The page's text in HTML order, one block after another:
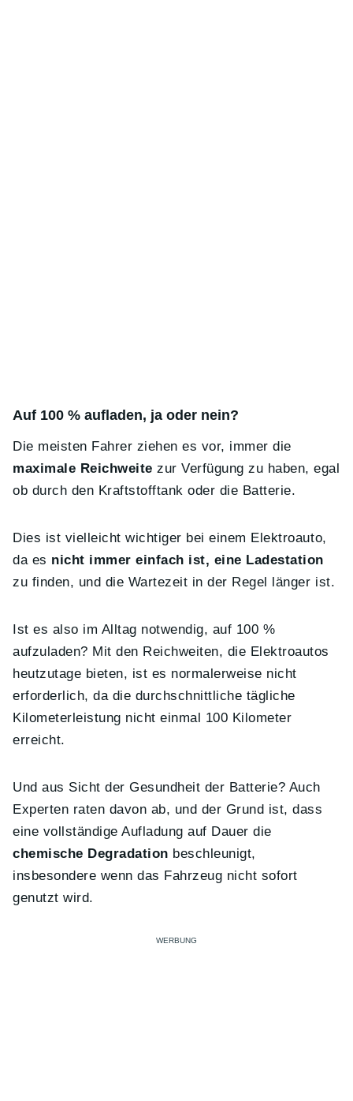
Auf 100 % aufladen, ja oder nein?
Die meisten Fahrer ziehen es vor, immer die
maximale Reichweite zur Verfügung zu haben, egal
ob durch den Kraftstofftank oder die Batterie.
Dies ist vielleicht wichtiger bei einem Elektroauto,
da es nicht immer einfach ist, eine Ladestation
zu finden, und die Wartezeit in der Regel länger ist.
Ist es also im Alltag notwendig, auf 100 %
aufzuladen? Mit den Reichweiten, die Elektroautos
heutzutage bieten, ist es normalerweise nicht
erforderlich, da die durchschnittliche tägliche
Kilometerleistung nicht einmal 100 Kilometer
erreicht.
Und aus Sicht der Gesundheit der Batterie? Auch
Experten raten davon ab, und der Grund ist, dass
eine vollständige Aufladung auf Dauer die
chemische Degradation beschleunigt,
insbesondere wenn das Fahrzeug nicht sofort
genutzt wird.